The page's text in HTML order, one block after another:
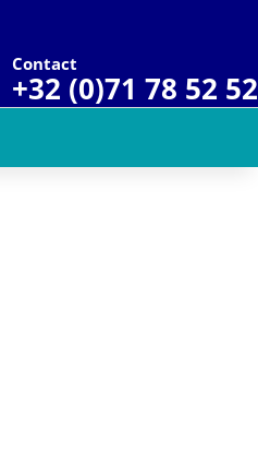
Contact
+32 (0)71 78 52 52